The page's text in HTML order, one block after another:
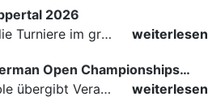
2026
Am zweiten Tag der danceComp starteten die Turniere im großen Saal. Den Auftakt machte das größte Feld des Wochenendes: Im WDSF Open Senior III Standard gingen 141 Paare aufs Parkett.
weiterlesen
Open Championships…
Langjähriger Geschäftsführer Wilfried Scheible übergibt Verantwortung an Stephen Harnisch und Bernd Roßnagel Stuttgart, den 30. Juni 2026.
weiterlesen